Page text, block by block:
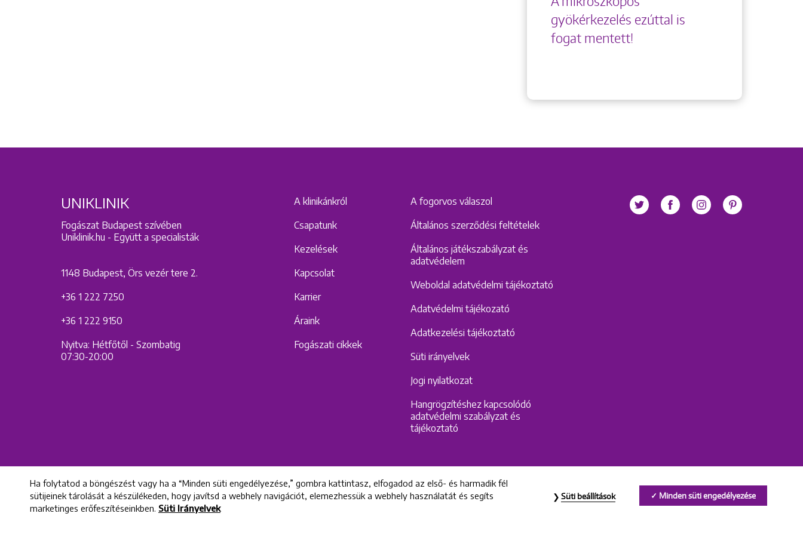
gyökérkezelés ezúttal is
fogat mentett!
UNIKLINIK
Fogászat Budapest szívében
Uniklinik.hu - Együtt a specialisták
1148 Budapest, Örs vezér tere 2.
+36 1 222 7250
+36 1 222 9150
Nyitva: Hétfőtől - Szombatig
07:30-20:00
A klinikánkról
Csapatunk
Kezelések
Kapcsolat
Karrier
Áraink
Fogászati cikkek
A fogorvos válaszol
Általános szerződési feltételek
Általános játékszabályzat és
adatvédelem
Weboldal adatvédelmi tájékoztató
Adatvédelmi tájékozató
Adatkezelési tájékoztató
Süti irányelvek
Jogi nyilatkozat
Hangrögzítéshez kapcsolódó
adatvédelmi szabályzat és
tájékoztató
All rights reserved © 2022 Uniklinik Dental and Implant Center
Ha folytatod a böngészést vagy ha a “Minden süti engedélyezése,” gombra kattintasz, elfogadod az első- és harmadik fél
sütijeinek tárolását a készülékeden, hogy javítsd a webhely navigációt, elemezhessük a webhely használatát és segíts
marketinges erőfeszítéseinkben. Süti Irányelvek
Minden süti engedélyezése
Süti beállítások